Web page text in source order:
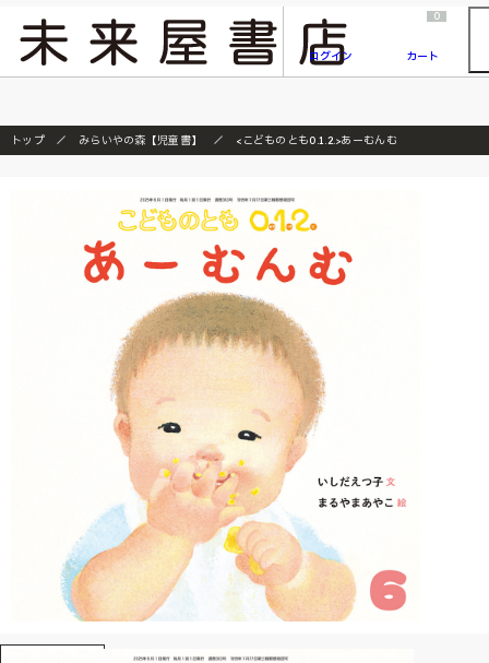
『ONE PIECE magazine 021 ONE PIECEカード付き同梱版』発売延期のご案内
ログイン
0
カート
トップ みらいやの森【児童書】 <こどものとも0.1.2.>あーむんむ